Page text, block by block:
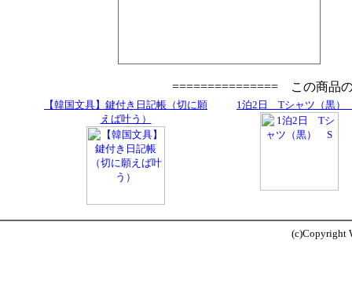
=============== この商品
【韓国文具】鍵付き日記帳（切に願
えば叶う）
1泊2日 Tシャツ（黒
(c)Copyright